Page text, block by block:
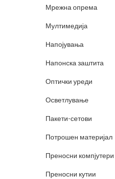
Мрежна опрема
Мултимедија
Напојувања
Напонска заштита
Оптички уреди
Осветлување
Пакети-сетови
Потрошен материјал
Преносни компјутери
Преносни кутии